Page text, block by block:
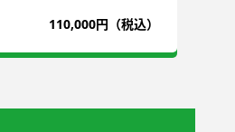
110,000円（税込）